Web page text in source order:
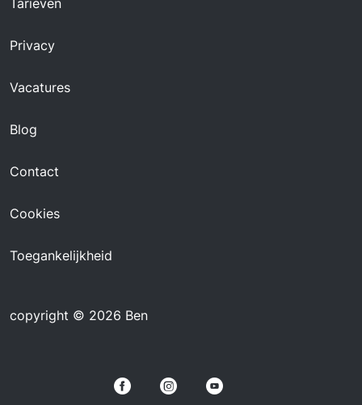
Tarieven
Privacy
Vacatures
Blog
Contact
Cookies
Toegankelijkheid
copyright © 2026 Ben